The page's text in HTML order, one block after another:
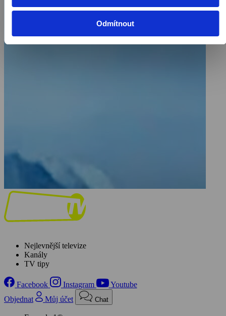
Odmítnout
Nejlevnější televize
Kanály
TV tipy
Facebook Instagram
Youtube
Objednat
Můj účet Chat